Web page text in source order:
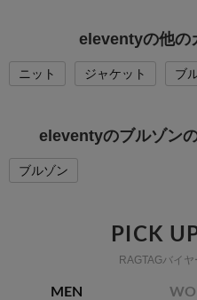
eleventyの他の
ニット ジャケット ブ
eleventyのブルゾン
ブルゾン
PICK
RAGTAGバイ
MEN